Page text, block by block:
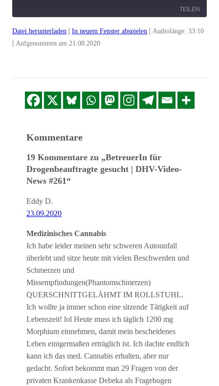
TEILEN
Datei herunterladen |In neuem Fenster abspielen |Audiolänge: 33:10
|Aufgenommen am 21.08.2020
Kommentare
19 Kommentare zu „BetreuerIn für
Drogenbeauftragte gesucht | DHV-Video-
News #261“
Eddy D.
23.09.2020
Medizinisches Cannabis
Ich habe leider meinen sehr schweren Autounfall
überlebt und sitze heute mit vielen Beschwerden und
Schmerzen und
Missempfindungen(Phantomschmerzen)
QUERSCHNITTGELÄHMT IM ROLLSTUHL.
Ich wollte ja immer schon eine sitzende Tätigkeit auf
Lebenszeit! lol Heute muss ich täglich 1200 mg
Morphium einnehmen, damit mein bescheidenes
Leben einigermaßen erträglich ist. Ich dachte endlich
kann ich das med. Cannabis erhalten, aber nur
gedacht. Sofort bekommt man 29 Fragen von der
privaten Krankenkasse Debeka als Fragebogen